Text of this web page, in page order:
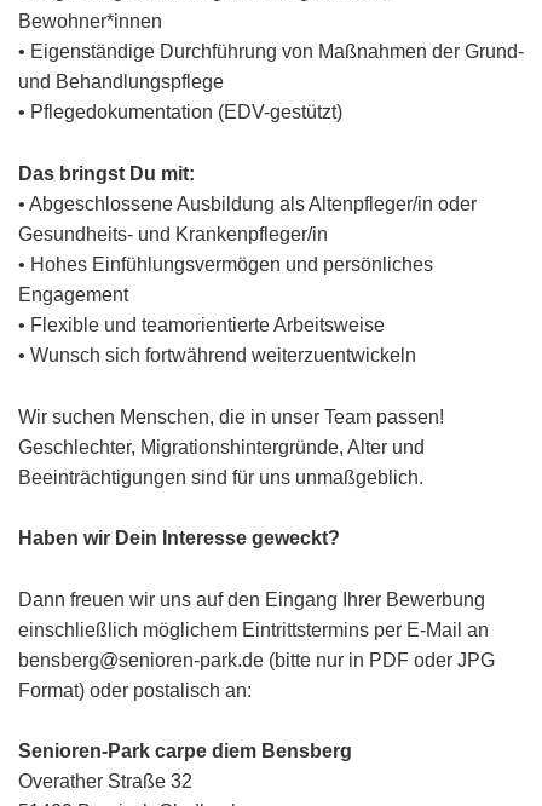
Bewohner*innen
• Eigenständige Durchführung von Maßnahmen der Grund-
und Behandlungspflege
• Pflegedokumentation (EDV-gestützt)
Das bringst Du mit:
• Abgeschlossene Ausbildung als Altenpfleger/in oder
Gesundheits- und Krankenpfleger/in
• Hohes Einfühlungsvermögen und persönliches
Engagement
• Flexible und teamorientierte Arbeitsweise
• Wunsch sich fortwährend weiterzuentwickeln
Wir suchen Menschen, die in unser Team passen!
Geschlechter, Migrationshintergründe, Alter und
Beeinträchtigungen sind für uns unmaßgeblich.
Haben wir Dein Interesse geweckt?
Dann freuen wir uns auf den Eingang Ihrer Bewerbung
einschließlich möglichem Eintrittstermins per E-Mail an
bensberg@senioren-park.de (bitte nur in PDF oder JPG
Format) oder postalisch an:
Senioren-Park carpe diem Bensberg
Overather Straße 32